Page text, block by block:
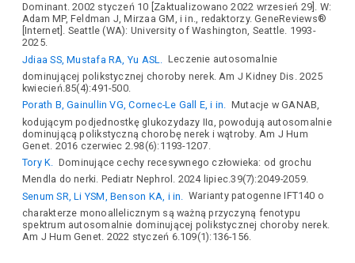
Dominant. 2002 styczeń 10 [Zaktualizowano 2022 wrzesień 29]. W:
Adam MP, Feldman J, Mirzaa GM, i in., redaktorzy. GeneReviews®
[Internet]. Seattle (WA): University of Washington, Seattle. 1993-
2025.
Jdiaa SS, Mustafa RA, Yu ASL.
Leczenie autosomalnie
dominującej polikstycznej choroby nerek. Am J Kidney Dis. 2025
kwiecień.85(4):491-500.
Porath B, Gainullin VG, Cornec-Le Gall E, i in. Mutacje w GANAB,
kodującym podjednostkę glukozydazy IIα, powodują autosomalnie
dominującą polikstyczną chorobę nerek i wątroby. Am J Hum
Genet. 2016 czerwiec 2.98(6):1193-1207.
Tory K.
Dominujące cechy recesywnego człowieka: od grochu
Mendla do nerki. Pediatr Nephrol. 2024 lipiec.39(7):2049-2059.
Senum SR, Li YSM, Benson KA, i in.
Warianty patogenne IFT140 o
charakterze monoallelicznym są ważną przyczyną fenotypu
spektrum autosomalnie dominującej polikstycznej choroby nerek.
Am J Hum Genet. 2022 styczeń 6.109(1):136-156.